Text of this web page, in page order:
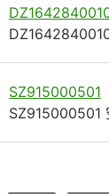
SZ915000501
SZ915000501